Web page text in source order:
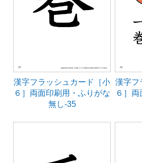
漢字フラッシュカード［小
６］両面印刷用・ふりがな
無し-35
漢字フ
６］